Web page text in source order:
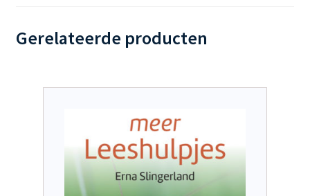
Gerelateerde producten